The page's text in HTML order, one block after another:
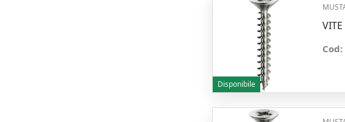
Disponibile
Cod: